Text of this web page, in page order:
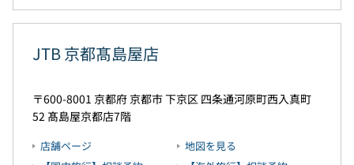
JTB 京都髙島屋店
600-8001 京都府 京都市下京区 四条通河原町西入真町
52 髙島屋京都店7階
店舗ページ
地図を見る